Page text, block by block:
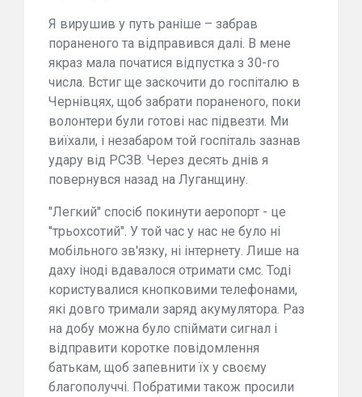
Я вирушив у путь раніше – забрав
пораненого та відправився далі. В мене
якраз мала початися відпустка з 30-го
числа. Встиг ще заскочити до госпіталю в
Чернівцях, щоб забрати пораненого, поки
волонтери були готові нас підвезти. Ми
виїхали, і незабаром той госпіталь зазнав
удару від РСЗВ. Через десять днів я
повернувся назад на Луганщину.
"Легкий" спосіб покинути аеропорт - це
"трьохсотий". У той час у нас не було ні
мобільного зв'язку, ні інтернету. Лише на
даху іноді вдавалося отримати смс. Тоді
користувалися кнопковими телефонами,
які довго тримали заряд акумулятора. Раз
на добу можна було спіймати сигнал і
відправити коротке повідомлення
батькам, щоб запевнити їх у своєму
благополуччі. Побратими також просили